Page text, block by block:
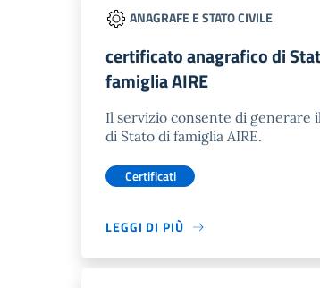
ANAGRAFE E STATO CIVILE
certificato anagrafico di
famiglia AIRE
Il servizio consente di generare
di Stato di famiglia AIRE.
Certificati
LEGGI DI PIÙ